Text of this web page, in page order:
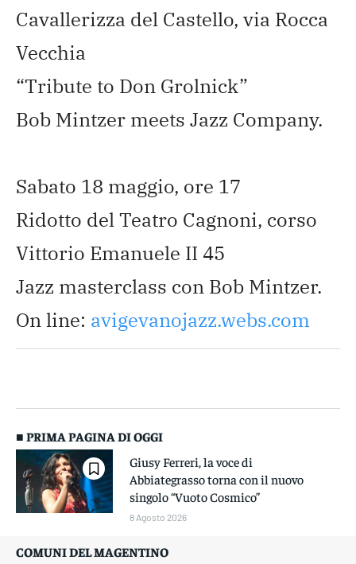
Cavallerizza del Castello, via Rocca
Vecchia
“Tribute to Don Grolnick”
Bob Mintzer meets Jazz Company.
Sabato 18 maggio, ore 17
Ridotto del Teatro Cagnoni, corso
Vittorio Emanuele II 45
Jazz masterclass con Bob Mintzer.
On line: avigevanojazz.webs.com
■ PRIMA PAGINA DI OGGI
Giusy Ferreri, la voce di
Abbiategrasso torna con il nuovo
singolo “Vuoto Cosmico”
8 Agosto 2026
COMUNI DEL MAGENTINO